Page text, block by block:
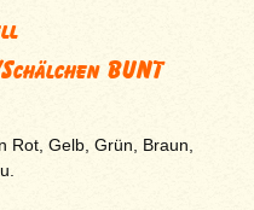
BUNT
Rot, Gelb, Grün, Braun,